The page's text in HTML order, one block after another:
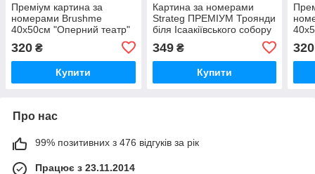
Преміум картина за
номерами Brushme
40x50см "Оперний театр"
320 ₴
Купити
Картина за номерами
Strateg ПРЕМІУМ Троянди
біля Ісаакіївського собору
з лаком розміром 40х50
см (GS1241)
349₴
Купити
320
Про нас
99% позитивних з 476 відгуків за рік
Працює з 23.11.2014